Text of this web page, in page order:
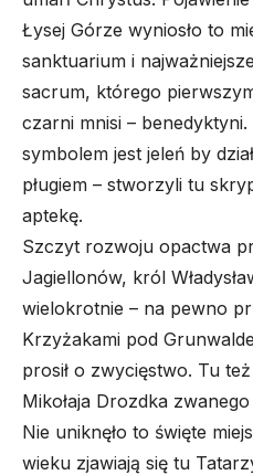
Łysej Górze wyniosło to
sanktuarium i
sacrum, którego
czarni mnisi –
symbolem jest jeleń by
pługiem – stworzyli tu
aptekę.
Szczyt rozwoju opactwa
Jagiellonów, król
wielokrotnie – na pewno
Krzyżakami pod
prosił o zwycięstwo. Tu
Mikołaja Drozdka
Nie uniknęło to święte
wieku zjawiają się tu